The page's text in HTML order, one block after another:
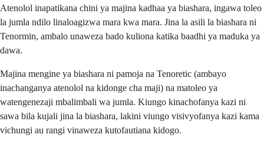
Atenolol inapatikana chini ya majina kadhaa ya biashara, ingawa toleo
la jumla ndilo linaloagizwa mara kwa mara. Jina la asili la biashara ni
Tenormin, ambalo unaweza bado kuliona katika baadhi ya maduka ya
dawa.
Majina mengine ya biashara ni pamoja na Tenoretic (ambayo
inachanganya atenolol na kidonge cha maji) na matoleo ya
watengenezaji mbalimbali wa jumla. Kiungo kinachofanya kazi ni
sawa bila kujali jina la biashara, lakini viungo visivyofanya kazi kama
vichungi au rangi vinaweza kutofautiana kidogo.